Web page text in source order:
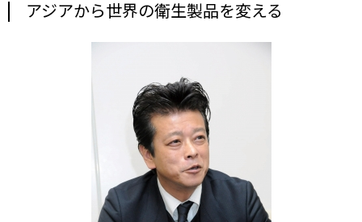
アジアから世界の衛生製品を変える